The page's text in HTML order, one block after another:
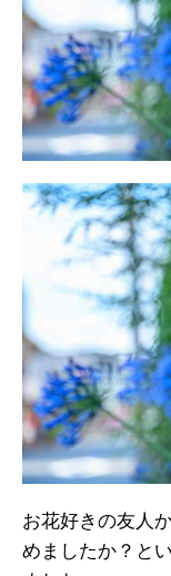
お花好きの友人
めましたか？と